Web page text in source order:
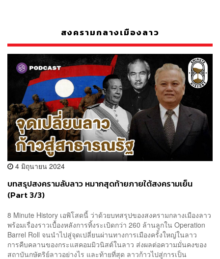
สงครามกลางเมืองลาว
4 มิถุนายน 2024
บทสรุปสงครามลับลาว หมากสุดท้ายภายใต้สงครามเย็น
(Part 3/3)
8 Minute History เอพิโสดนี้ ว่าด้วยบทสรุปของสงครามกลางเมืองลาว
พร้อมเรื่องราวเบื้องหลังการทิ้งระเบิดกว่า 260 ล้านลูกใน Operation
Barrel Roll จนนำไปสู่จุดเปลี่ยนผ่านทางการเมืองครั้งใหญ่ในลาว
การคืบคลานของกระแสคอมมิวนิสต์ในลาว ส่งผลต่อความมั่นคงของ
สถาบันกษัตริย์ลาวอย่างไร และท้ายที่สุด ลาวก้าวไปสู่การเป็น